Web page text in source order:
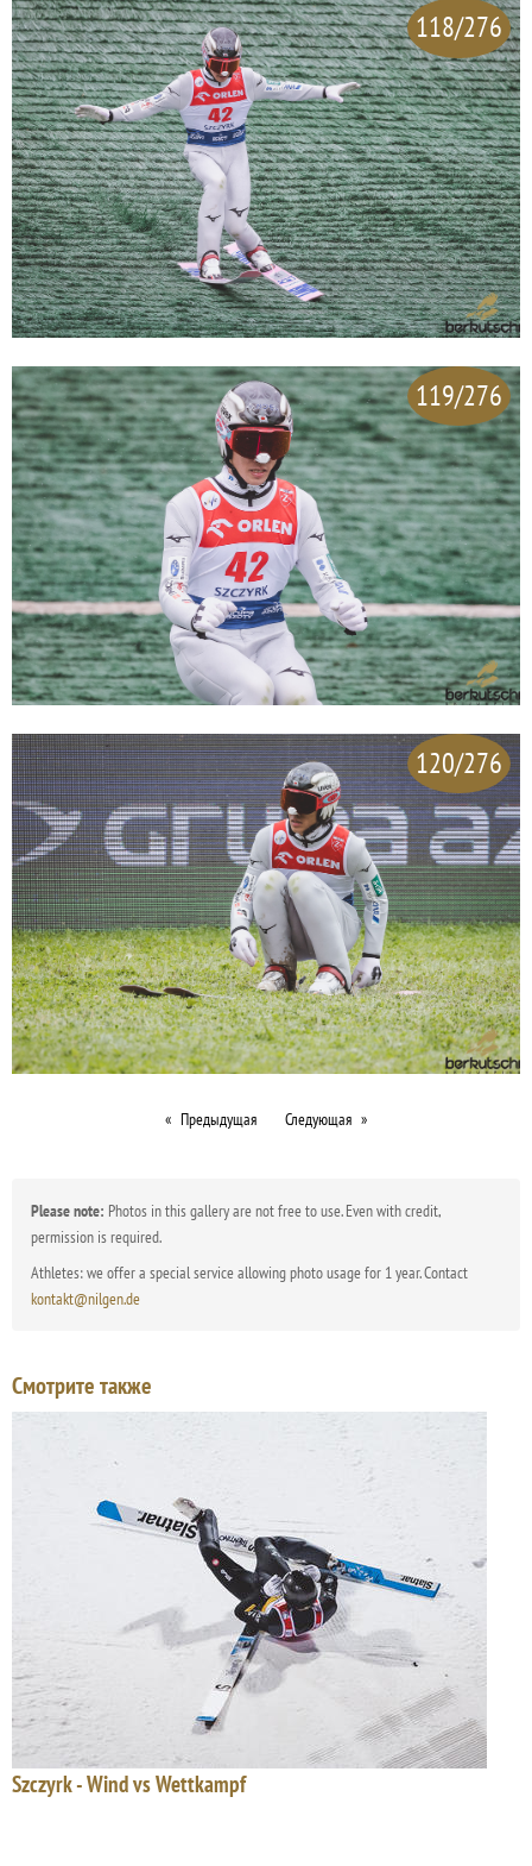
118/276
119/276
120/276
Предыдущая Следующая
Please note: Photos in this gallery are not free to use. Even with credit,
permission is required.
Athletes: we offer a special service allowing photo usage for 1 year. Contact
kontakt@nilgen.de
Смотрите также
Szczyrk - Wind vs Wettkampf